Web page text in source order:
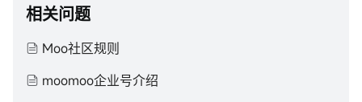
相关问题
Moo社区规则
moomoo企业号介绍